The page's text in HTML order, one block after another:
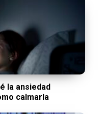
la ansiedad
calmarla